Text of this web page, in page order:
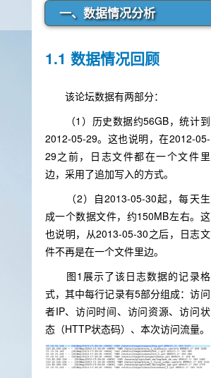
一、数据情况分析
1.1 数据情况回顾
该论坛数据有两部分：
（1）历史数据约56GB，统计到
2012-05-29。这也说明，在2012-05-
29之前，日志文件都在一个文件里
边，采用了追加写入的方式。
（2）自2013-05-30起，每天生
成一个数据文件，约150MB左右。这
也说明，从2013-05-30之后，日志文
件不再是在一个文件里边。
图1展示了该日志数据的记录格
式，其中每行记录有5部分组成：访问
者IP、访问时间、访问资源、访问状
态（HTTP状态码）、本次访问流量。